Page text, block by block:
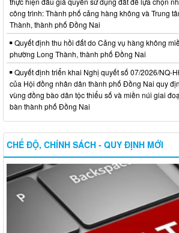
công trình: Thành phố cảng hàng không và Trung
Thành, thành phố Đồng Nai
Quyết định thu hồi đất do Cảng vụ hàng không
phường Long Thành, thành phố Đồng Nai
Quyết định triển khai Nghị quyết số 07/2026/NQ-
của Hội đồng nhân dân thành phố Đồng Nai quy
vùng đồng bào dân tộc thiểu số và miền núi giai
bàn thành phố Đồng Nai
CHẾ ĐỘ, CHÍNH SÁCH - QUY ĐỊNH MỚI